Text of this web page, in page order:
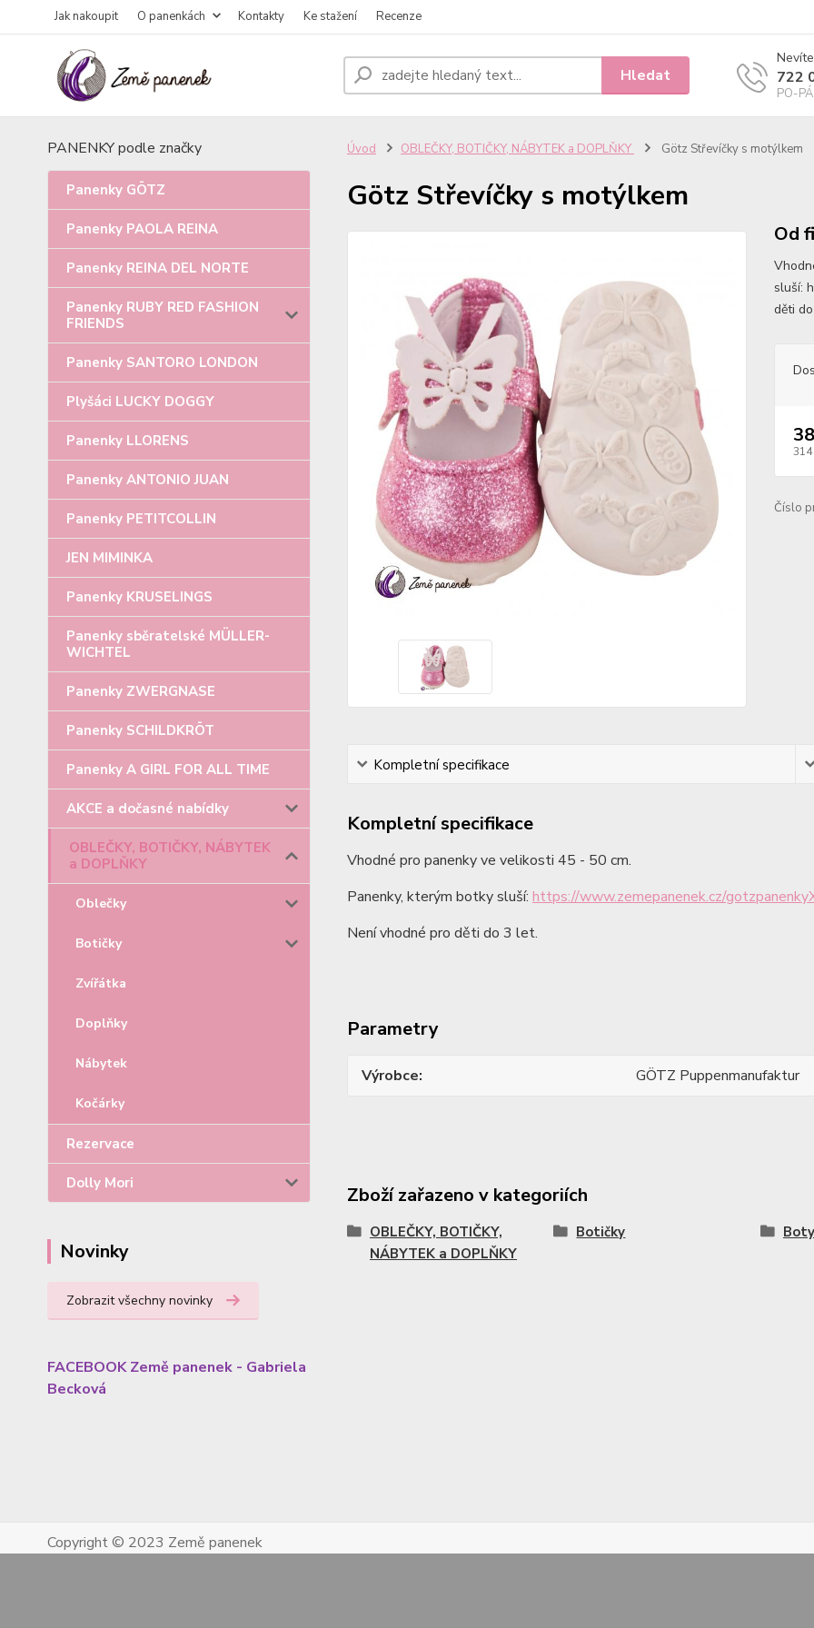
Jak nakoupit O panenkách Kontakty Ke stažení Recenze
Hledat 722
PO-
PANENKY podle značky
Panenky GÖTZ
Panenky PAOLA REINA
Panenky REINA DEL NORTE
Panenky RUBY RED FASHION
FRIENDS
Panenky SANTORO LONDON
Plyšáci LUCKY DOGGY
Panenky LLORENS
Panenky ANTONIO JUAN
Panenky PETITCOLLIN
JEN MIMINKA
Panenky KRUSELINGS
Panenky sběratelské MÜLLER-
WICHTEL
Panenky ZWERGNASE
Panenky SCHILDKRÖT
Panenky A GIRL FOR ALL TIME
AKCE a dočasné nabídky
OBLEČKY, BOTIČKY, NÁBYTEK
a DOPLŇKY
Oblečky
Botičky
Zvířátka
Doplňky
Nábytek
Kočárky
Rezervace
Dolly Mori
Novinky
Zobrazit všechny novinky
FACEBOOK Země panenek - Gabriela
Becková
Úvod OBLEČKY, BOTIČKY, NÁBYTEK a DOPLŇKY Götz Střevíčky s motýlkem
Götz Střevíčky s motýlkem
Od
sluší:
děti
314
Číslo
Kompletní specifikace
Kompletní specifikace
Vhodné pro panenky ve velikosti 45 - 50 cm.
Panenky, kterým botky sluší: https://www.zemepanenek.cz/
Není vhodné pro děti do 3 let.
Parametry
Výrobce GÖTZ Puppenmanufaktur
Zboží zařazeno v kategoriích
OBLEČKY, BOTIČKY,
NÁBYTEK a DOPLŇKY
Botičky
Copyright © 2023 Země panenek